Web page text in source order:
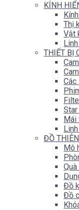
KÍNH
Thị
Vật
THIẾT BỊ
Các
Mái
ĐỒ
Mô
Đồ
Đồ